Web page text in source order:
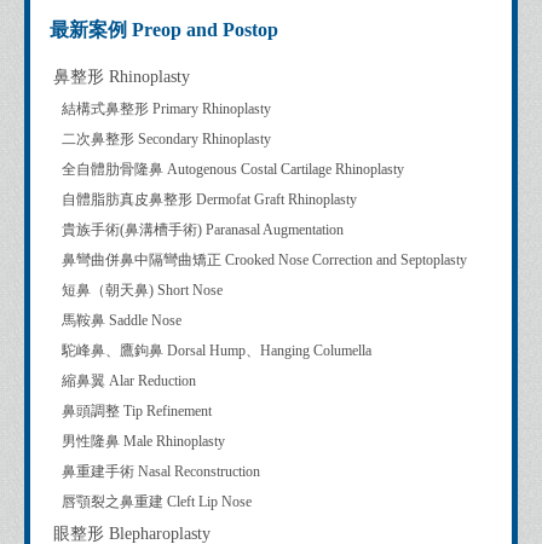
最新案例 Preop and Postop
鼻整形 Rhinoplasty
結構式鼻整形 Primary Rhinoplasty
二次鼻整形 Secondary Rhinoplasty
全自體肋骨隆鼻 Autogenous Costal Cartilage Rhinoplasty
自體脂肪真皮鼻整形 Dermofat Graft Rhinoplasty
貴族手術(鼻溝槽手術) Paranasal Augmentation
鼻彎曲併鼻中隔彎曲矯正 Crooked Nose Correction and Septoplasty
短鼻（朝天鼻) Short Nose
馬鞍鼻 Saddle Nose
駝峰鼻、鷹鉤鼻 Dorsal Hump、Hanging Columella
縮鼻翼 Alar Reduction
鼻頭調整 Tip Refinement
男性隆鼻 Male Rhinoplasty
鼻重建手術 Nasal Reconstruction
唇顎裂之鼻重建 Cleft Lip Nose
眼整形 Blepharoplasty